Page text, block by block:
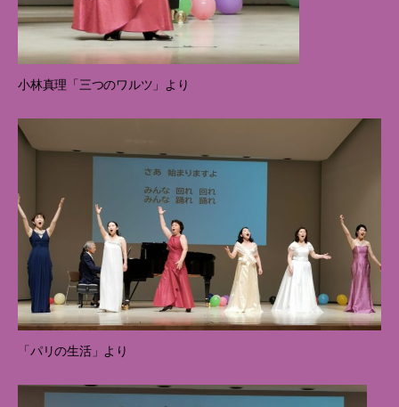
小林真理「三つのワルツ」より
「パリの生活」より